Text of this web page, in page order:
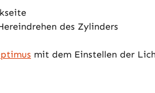
des Zylinders
mit dem Einstellen der